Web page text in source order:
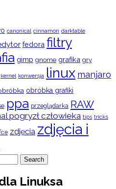
canonical cinnamon darktable
fedora filtry
gimp gnome grafika gry
kernel konwersja linux manjaro
obróbka grafiki
ppa przeglądarka RAW
pogryzł człowieka tips tricks
zdjęcia zdjęcia i
Search
Linuksa